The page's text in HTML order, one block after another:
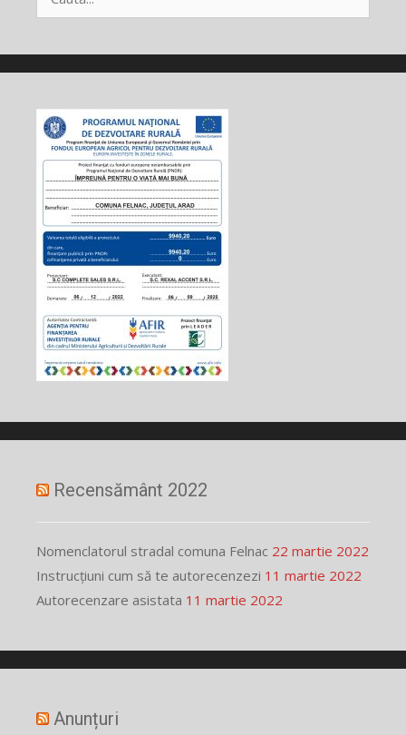
după:
Recensământ 2022
Nomenclatorul stradal comuna Felnac 22 martie 2022
Instrucțiuni cum să te autorecenzezi 11 martie 2022
Autorecenzare asistata 11 martie 2022
Anunțuri